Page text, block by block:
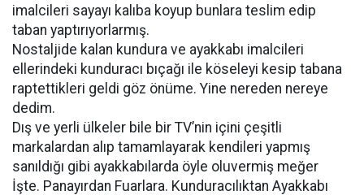
imalcileri sayayı kalıba koyup bunlara teslim edip
taban yaptırıyorlarmış.
Nostaljide kalan kundura ve ayakkabı imalcileri
ellerindeki kunduracı bıçağı ile köseleyi kesip tabana
raptettikleri geldi göz önüme. Yine nereden nereye
dedim.
Dış ve yerli ülkeler bile bir TV’nin içini çeşitli
markalardan alıp tamamlayarak kendileri yapmış
sanıldığı gibi ayakkabılarda öyle oluvermiş meğer
İşte. Panayırdan Fuarlara. Kunduracılıktan Ayakkabı